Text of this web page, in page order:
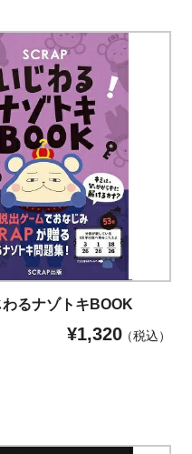
るナゾトキBOOK
¥1,320 税込